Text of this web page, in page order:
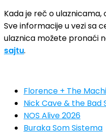
Kada je reč o ulaznicama,
Sve informacije u vezi sa
ulaznica možete pronaći
sajtu.
Florence + The
Nick Cave & the Bad
NOS Alive 2026
Buraka Som Sistema